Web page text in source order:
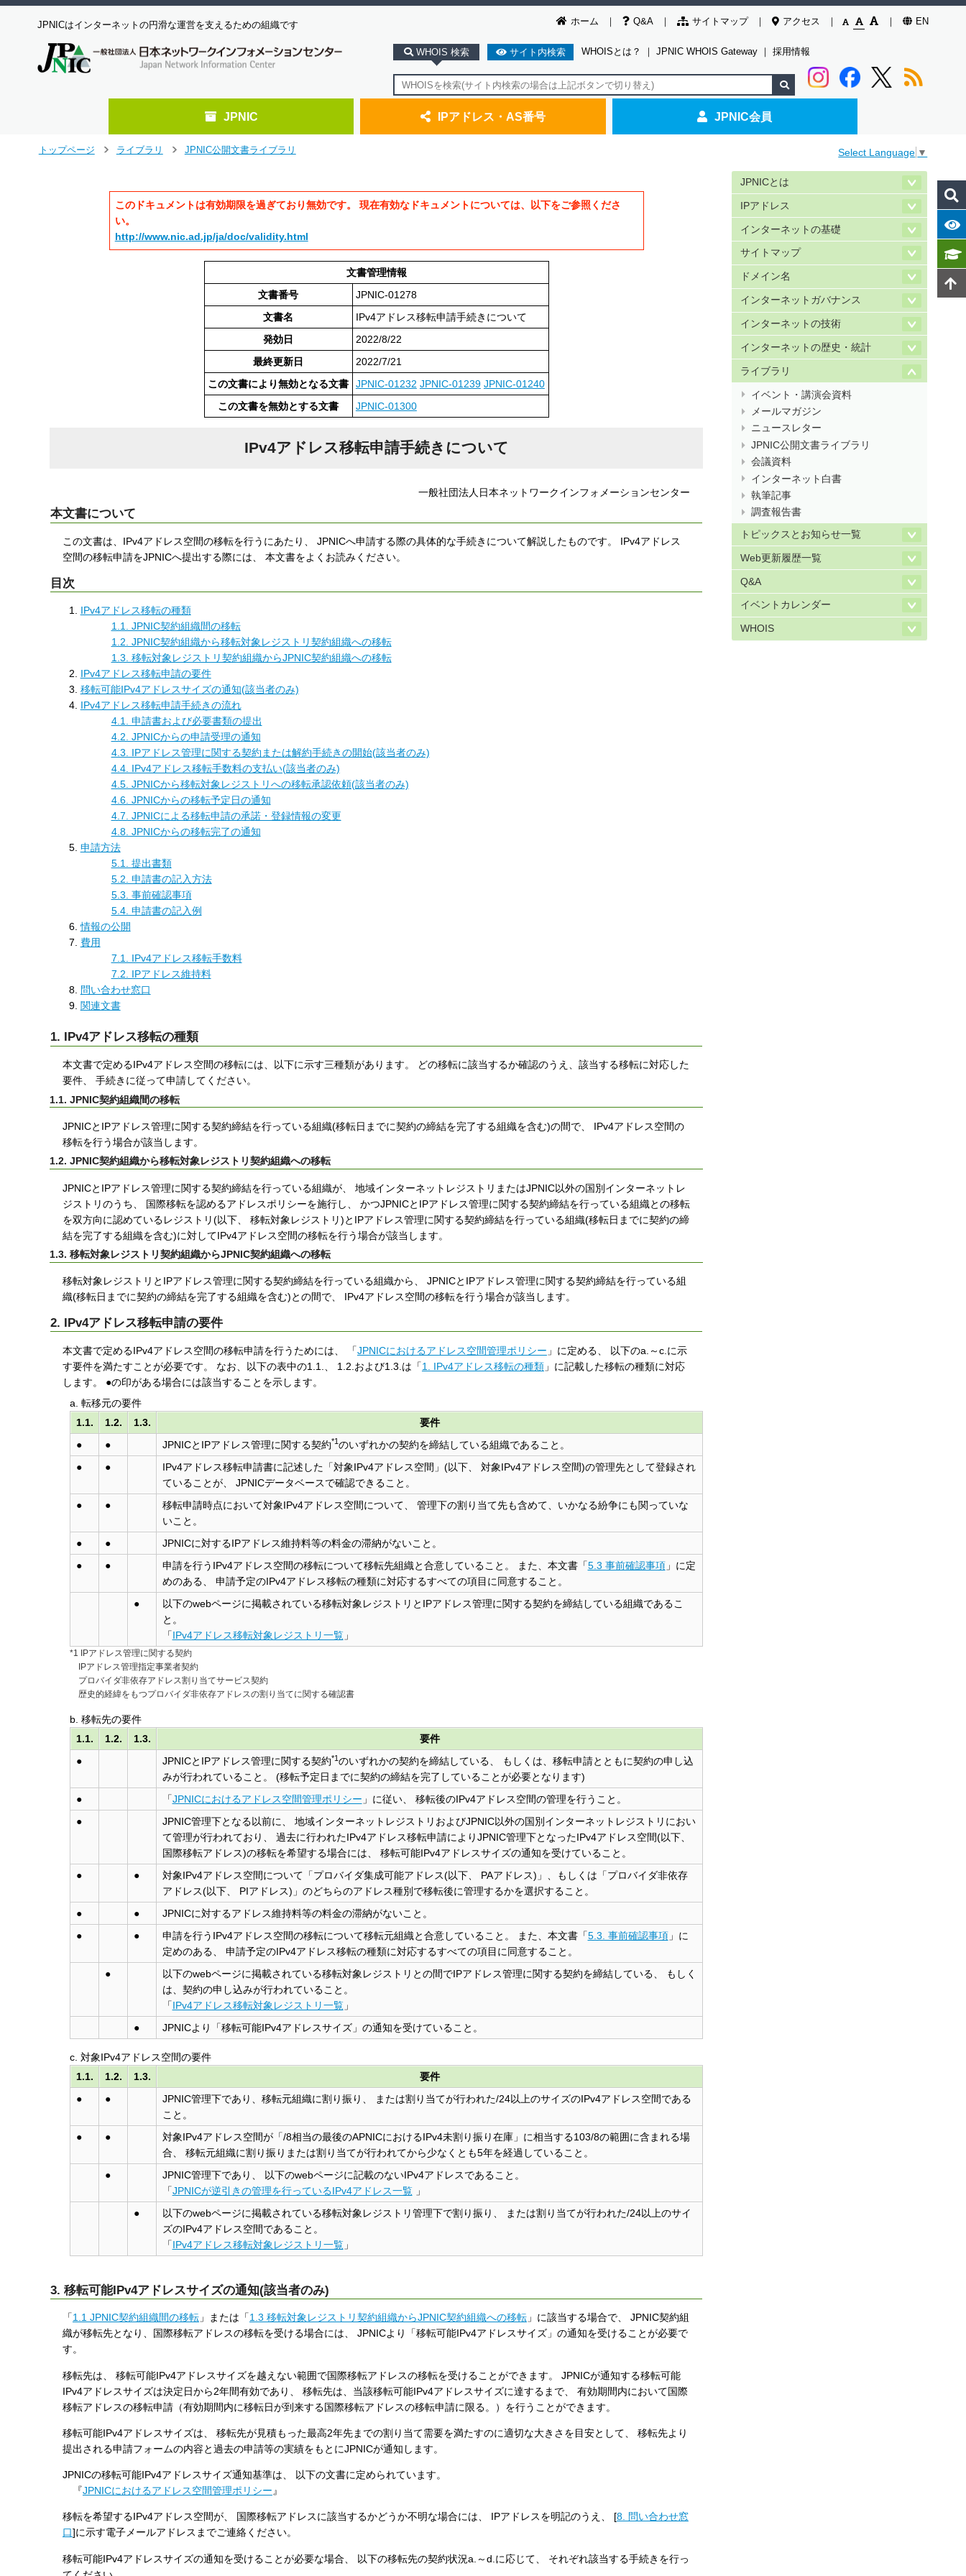
ホーム Q&A サイトマップ アクセス EN
JPNICはインターネットの円滑な運営を支えるための組織です
WHOIS 検索 サイト内検索 WHOISとは？ ｜ JPNIC WHOIS Gateway ｜ 採用情報
JPNIC IPアドレス・AS番号 JPNIC会員
トップページ
ライブラリ
JPNIC公開文書ライブラリ Select Language ▼
このドキュメントは有効期限を過ぎており無効です。 現在有効なドキュメントについては、以下をご参照くださ
い。
http://www.nic.ad.jp/ja/doc/validity.html
文書管理情報
文書番号
JPNIC-01278
文書名
IPv4アドレス移転申請手続きについて
発効日
2022/8/22
最終更新日
2022/7/21
この文書により無効となる文書
JPNIC-01232 JPNIC-01239 JPNIC-01240
この文書を無効とする文書
JPNIC-01300
IPv4アドレス移転申請手続きについて
一般社団法人日本ネットワークインフォメーションセンター
本文書について
この文書は、IPv4アドレス空間の移転を行うにあたり、 JPNICへ申請する際の具体的な手続きについて解説したものです。 IPv4アドレス
空間の移転申請をJPNICへ提出する際には、 本文書をよくお読みください。
目次
IPv4アドレス移転の種類
1.1. JPNIC契約組織間の移転
1.2. JPNIC契約組織から移転対象レジストリ契約組織への移転
1.3. 移転対象レジストリ契約組織からJPNIC契約組織への移転
IPv4アドレス移転申請の要件
移転可能IPv4アドレスサイズの通知(該当者のみ)
IPv4アドレス移転申請手続きの流れ
4.1. 申請書および必要書類の提出
4.2. JPNICからの申請受理の通知
4.3. IPアドレス管理に関する契約または解約手続きの開始(該当者のみ)
4.4. IPv4アドレス移転手数料の支払い(該当者のみ)
4.5. JPNICから移転対象レジストリへの移転承認依頼(該当者のみ)
4.6. JPNICからの移転予定日の通知
4.7. JPNICによる移転申請の承諾・登録情報の変更
4.8. JPNICからの移転完了の通知
申請方法
5.1. 提出書類
5.2. 申請書の記入方法
5.3. 事前確認事項
5.4. 申請書の記入例
情報の公開
費用
7.1. IPv4アドレス移転手数料
7.2. IPアドレス維持料
問い合わせ窓口
関連文書
1. IPv4アドレス移転の種類
本文書で定めるIPv4アドレス空間の移転には、以下に示す三種類があります。 どの移転に該当するか確認のうえ、該当する移転に対応した
要件、 手続きに従って申請してください。
1.1. JPNIC契約組織間の移転
JPNICとIPアドレス管理に関する契約締結を行っている組織(移転日までに契約の締結を完了する組織を含む)の間で、 IPv4アドレス空間の
移転を行う場合が該当します。
1.2. JPNIC契約組織から移転対象レジストリ契約組織への移転
JPNICとIPアドレス管理に関する契約締結を行っている組織が、 地域インターネットレジストリまたはJPNIC以外の国別インターネットレ
ジストリのうち、 国際移転を認めるアドレスポリシーを施行し、 かつJPNICとIPアドレス管理に関する契約締結を行っている組織との移転
を双方向に認めているレジストリ(以下、 移転対象レジストリ)とIPアドレス管理に関する契約締結を行っている組織(移転日までに契約の締
結を完了する組織を含む)に対してIPv4アドレス空間の移転を行う場合が該当します。
1.3. 移転対象レジストリ契約組織からJPNIC契約組織への移転
移転対象レジストリとIPアドレス管理に関する契約締結を行っている組織から、 JPNICとIPアドレス管理に関する契約締結を行っている組
織(移転日までに契約の締結を完了する組織を含む)との間で、 IPv4アドレス空間の移転を行う場合が該当します。
2. IPv4アドレス移転申請の要件
本文書で定めるIPv4アドレス空間の移転申請を行うためには、 「JPNICにおけるアドレス空間管理ポリシー 」に定める、 以下のa.～c.に示
す要件を満たすことが必要です。 なお、以下の表中の1.1.、 1.2.および1.3.は「1. IPv4アドレス移転の種類」に記載した移転の種類に対応
します。 ●の印がある場合には該当することを示します。
a. 転移元の要件
*1 IPアドレス管理に関する契約
IPアドレス管理指定事業者契約
プロバイダ非依存アドレス割り当てサービス契約
歴史的経緯をもつプロバイダ非依存アドレスの割り当てに関する確認書
1.1. 1.2. 1.3.
要件
●
● JPNICとIPアドレス管理に関する契約*1のいずれかの契約を締結している組織であること。
●
●
IPv4アドレス移転申請書に記述した「対象IPv4アドレス空間」(以下、 対象IPv4アドレス空間)の管理先として登録され
ていることが、 JPNICデータベースで確認できること。
●
●
移転申請時点において対象IPv4アドレス空間について、 管理下の割り当て先も含めて、いかなる紛争にも関っていな
いこと。
●
●
JPNICに対するIPアドレス維持料等の料金の滞納がないこと。
●
● 申請を行うIPv4アドレス空間の移転について移転先組織と合意していること。 また、本文書「5.3 事前確認事項」に定
めのある、 申請予定のIPv4アドレス移転の種類に対応するすべての項目に同意すること。
●
以下のwebページに掲載されている移転対象レジストリとIPアドレス管理に関する契約を締結している組織であるこ
と。
「IPv4アドレス移転対象レジストリ一覧」
b. 移転先の要件
1.1.
1.2. 1.3.
要件
●
JPNICとIPアドレス管理に関する契約*1のいずれかの契約を締結している、 もしくは、移転申請とともに契約の申し込
みが行われていること。 (移転予定日までに契約の締結を完了していることが必要となります)
●
「JPNICにおけるアドレス空間管理ポリシー 」に従い、 移転後のIPv4アドレス空間の管理を行うこと。
●
JPNIC管理下となる以前に、 地域インターネットレジストリおよびJPNIC以外の国別インターネットレジストリにおい
て管理が行われており、 過去に行われたIPv4アドレス移転申請によりJPNIC管理下となったIPv4アドレス空間(以下、
国際移転アドレス)の移転を希望する場合には、 移転可能IPv4アドレスサイズの通知を受けていること。
●
●
対象IPv4アドレス空間について「プロバイダ集成可能アドレス(以下、 PAアドレス)」、もしくは「プロバイダ非依存
アドレス(以下、 PIアドレス)」のどちらのアドレス種別で移転後に管理するかを選択すること。
●
●
JPNICに対するアドレス維持料等の料金の滞納がないこと。
●
● 申請を行うIPv4アドレス空間の移転について移転元組織と合意していること。 また、本文書「5.3. 事前確認事項」に
定めのある、 申請予定のIPv4アドレス移転の種類に対応するすべての項目に同意すること。
●
以下のwebページに掲載されている移転対象レジストリとの間でIPアドレス管理に関する契約を締結している、 もしく
は、契約の申し込みが行われていること。
「IPv4アドレス移転対象レジストリ一覧」
●
JPNICより「移転可能IPv4アドレスサイズ」の通知を受けていること。
c. 対象IPv4アドレス空間の要件
1.1.
1.2. 1.3.
要件
●
●
JPNIC管理下であり、移転元組織に割り振り、 または割り当てが行われた/24以上のサイズのIPv4アドレス空間である
こと。
●
●
対象IPv4アドレス空間が「/8相当の最後のAPNICにおけるIPv4未割り振り在庫」に相当する103/8の範囲に含まれる場
合、 移転元組織に割り振りまたは割り当てが行われてから少なくとも5年を経過していること。
●
JPNIC管理下であり、 以下のwebページに記載のないIPv4アドレスであること。
「JPNICが逆引きの管理を行っているIPv4アドレス一覧」
●
以下のwebページに掲載されている移転対象レジストリ管理下で割り振り、 または割り当てが行われた/24以上のサイ
ズのIPv4アドレス空間であること。
「IPv4アドレス移転対象レジストリ一覧」
3. 移転可能IPv4アドレスサイズの通知(該当者のみ)
「1.1 JPNIC契約組織間の移転」または「1.3 移転対象レジストリ契約組織からJPNIC契約組織への移転」に該当する場合で、 JPNIC契約組
織が移転先となり、国際移転アドレスの移転を受ける場合には、 JPNICより「移転可能IPv4アドレスサイズ」の通知を受けることが必要で
す。
移転先は、 移転可能IPv4アドレスサイズを越えない範囲で国際移転アドレスの移転を受けることができます。 JPNICが通知する移転可能
IPv4アドレスサイズは決定日から2年間有効であり、 移転先は、当該移転可能IPv4アドレスサイズに達するまで、 有効期間内において国際
移転アドレスの移転申請（有効期間内に移転日が到来する国際移転アドレスの移転申請に限る。）を行うことができます。
移転可能IPv4アドレスサイズは、 移転先が見積もった最高2年先までの割り当て需要を満たすのに適切な大きさを目安として、 移転先より
提出される申請フォームの内容と過去の申請等の実績をもとにJPNICが通知します。
JPNICの移転可能IPv4アドレスサイズ通知基準は、 以下の文書に定められています。
『JPNICにおけるアドレス空間管理ポリシー 』
移転を希望するIPv4アドレス空間が、 国際移転アドレスに該当するかどうか不明な場合には、 IPアドレスを明記のうえ、 [8. 問い合わせ窓
口]に示す電子メールアドレスまでご連絡ください。
移転可能IPv4アドレスサイズの通知を受けることが必要な場合、 以下の移転先の契約状況a.～d.に応じて、 それぞれ該当する手続きを行っ
JPNICとは
IPアドレス
インターネットの基礎
サイトマップ
ドメイン名
インターネットガバナンス
インターネットの技術
インターネットの歴史・統計
ライブラリ
イベント・講演会資料
メールマガジン
ニュースレター
JPNIC公開文書ライブラリ
会議資料
インターネット白書
執筆記事
調査報告書
トピックスとお知らせ一覧
Web更新履歴一覧
Q&A
イベントカレンダー
WHOIS